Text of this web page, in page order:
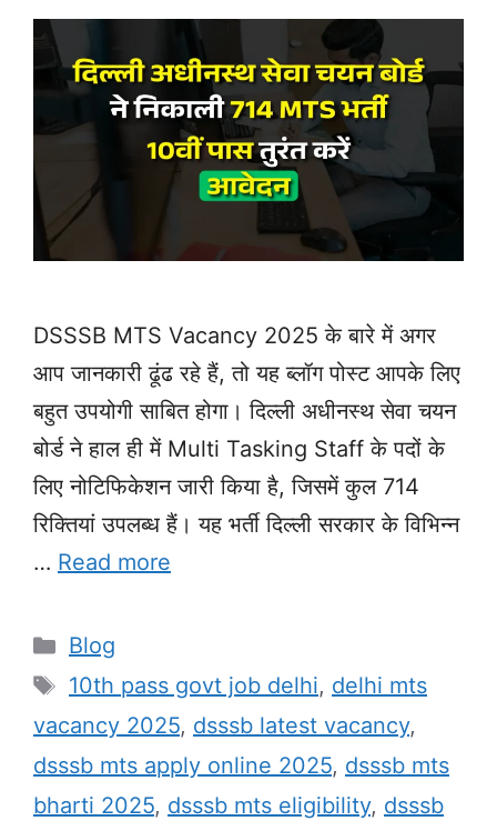
DSSSB MTS Vacancy 2025 के बारे में अगर
आप जानकारी ढूंढ रहे हैं, तो यह ब्लॉग पोस्ट आपके लिए
बहुत उपयोगी साबित होगा। दिल्ली अधीनस्थ सेवा चयन
बोर्ड ने हाल ही में Multi Tasking Staff के पदों के
लिए नोटिफिकेशन जारी किया है, जिसमें कुल 714
रिक्तियां उपलब्ध हैं। यह भर्ती दिल्ली सरकार के विभिन्न
… Read more
Categories
Blog
Tags
10th pass govt job delhi, delhi mts
vacancy 2025, dsssb latest vacancy,
dsssb mts apply online 2025, dsssb mts
bharti 2025, dsssb mts eligibility, dsssb